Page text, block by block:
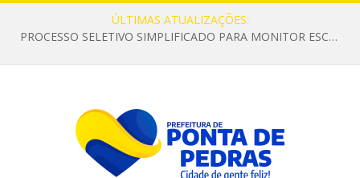
ÚLTIMAS ATUALIZAÇÕES:
PROCESSO SELETIVO SIMPLIFICADO PARA MONITOR ESCOLAR